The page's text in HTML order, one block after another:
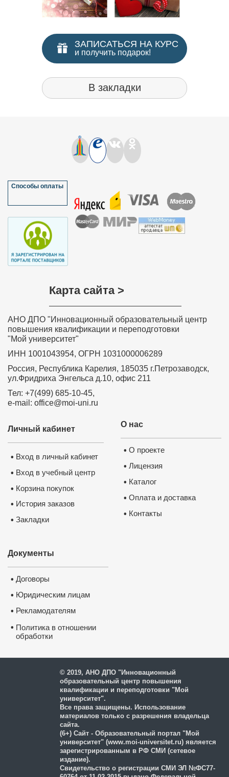
ЗАПИСАТЬСЯ НА КУРС
и получить подарок!
В закладки
Способы оплаты
Карта сайта >
АНО ДПО "Инновационный образовательный центр
повышения квалификации и переподготовки
"Мой университет"
ИНН 1001043954, ОГРН 1031000006289
Россия, Республика Карелия, 185035 г.Петрозаводск,
ул.Фридриха Энгельса д.10, офис 211
Тел: +7(499) 685-10-45,
e-mail: office@moi-uni.ru
О нас
• О проекте
• Лицензия
• Каталог
• Оплата и доставка
• Контакты
Личный кабинет
• Вход в личный кабинет
• Вход в учебный центр
• Корзина покупок
• История заказов
• Закладки
Документы
• Договоры
• Юридическим лицам
• Рекламодателям
• Политика в отношении
обработки
© 2019, АНО ДПО "Инновационный
образовательный центр повышения
квалификации и переподготовки "Мой
университет".
Все права защищены. Использование
материалов только с разрешения владельца
сайта.
(6+) Сайт - Образовательный портал "Мой
университет" (www.moi-universitet.ru) является
зарегистрированным в РФ СМИ (сетевое
издание).
Свидетельство о регистрации СМИ ЭЛ №ФС77-